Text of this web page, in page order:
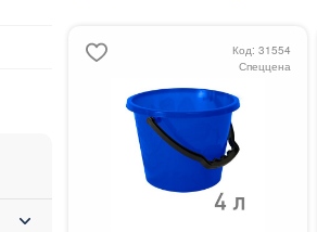
Код: 31554
Спеццена